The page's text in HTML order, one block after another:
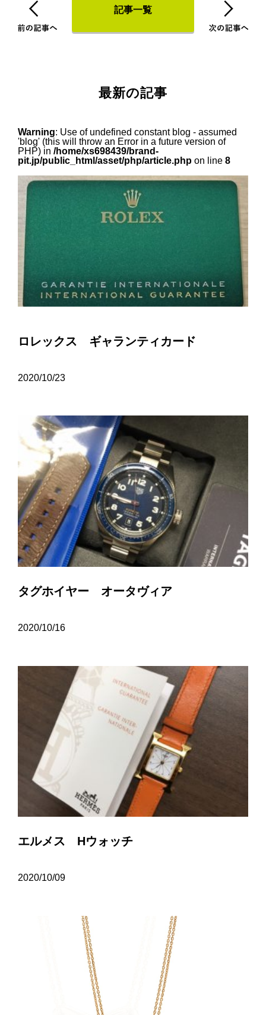
記事一覧
最新の記事
Warning: Use of undefined constant blog - assumed
'blog' (this will throw an Error in a future version of
PHP) in /home/xs698439/brand-
pit.jp/public_html/asset/php/article.phpon line 8
ロレックス ギャランティカード
2020/10/23
タグホイヤー オータヴィア
2020/10/16
エルメス Hウォッチ
2020/10/09